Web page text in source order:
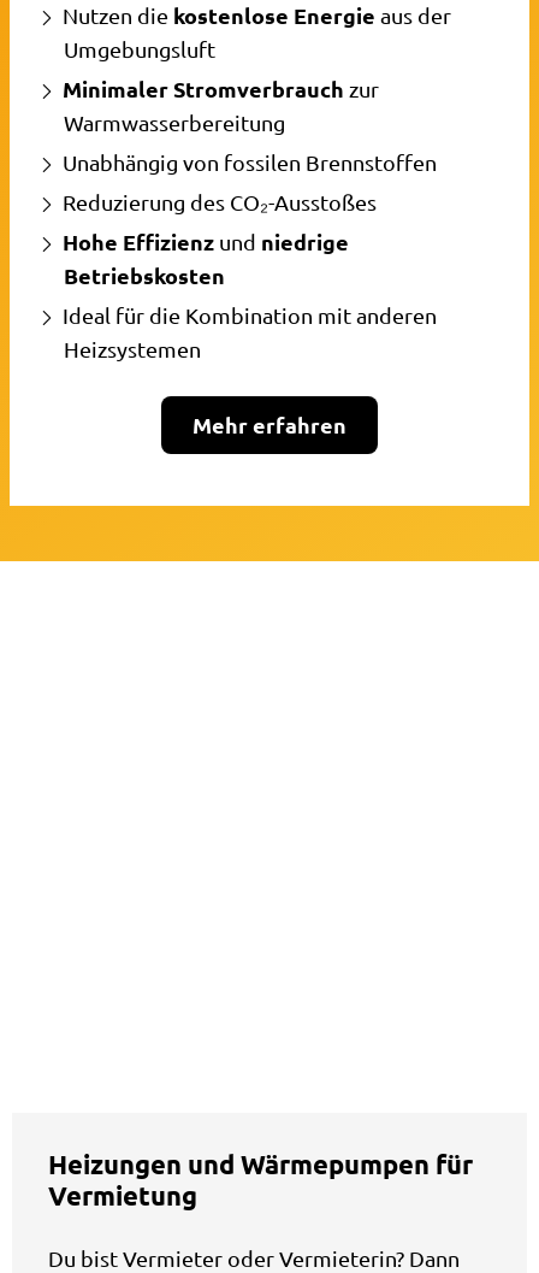
Nutzen die kostenlose Energie aus der
Umgebungsluft
Minimaler Stromverbrauch zur
Warmwasserbereitung
Unabhängig von fossilen Brennstoffen
Reduzierung des CO₂-Ausstoßes
Hohe Effizienz und niedrige
Betriebskosten
Ideal für die Kombination mit anderen
Heizsystemen
Mehr erfahren
Heizungen und Wärmepumpen für
Vermietung
Du bist Vermieter oder Vermieterin? Dann